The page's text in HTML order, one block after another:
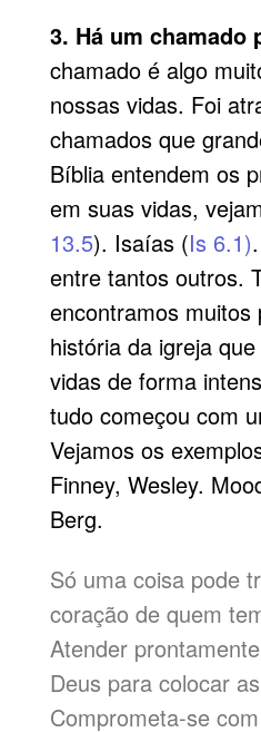
3. Há um chamado
chamado é algo
nossas vidas. Foi
chamados que
Bíblia entendem os
em suas vidas,
13.5). Isaías (Is 6.1).
entre tantos outros.
encontramos muitos
história da igreja
vidas de forma
tudo começou com
Vejamos os
Finney, Wesley.
Berg.
Só uma coisa pode
coração de quem
Atender
Deus para colocar
Comprometa-se